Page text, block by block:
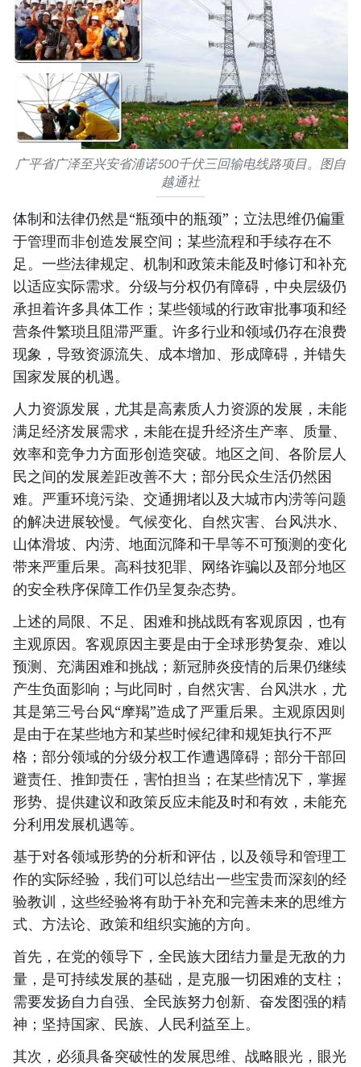
广平省广泽至兴安省浦诺500千伏三回输电线路项目。图自
越通社
体制和法律仍然是“瓶颈中的瓶颈”；立法思维仍偏重
于管理而非创造发展空间；某些流程和手续存在不
足。一些法律规定、机制和政策未能及时修订和补充
以适应实际需求。分级与分权仍有障碍，中央层级仍
承担着许多具体工作；某些领域的行政审批事项和经
营条件繁琐且阻滞严重。许多行业和领域仍存在浪费
现象，导致资源流失、成本增加、形成障碍，并错失
国家发展的机遇。
人力资源发展，尤其是高素质人力资源的发展，未能
满足经济发展需求，未能在提升经济生产率、质量、
效率和竞争力方面形创造突破。地区之间、各阶层人
民之间的发展差距改善不大；部分民众生活仍然困
难。严重环境污染、交通拥堵以及大城市内涝等问题
的解决进展较慢。气候变化、自然灾害、台风洪水、
山体滑坡、内涝、地面沉降和干旱等不可预测的变化
带来严重后果。高科技犯罪、网络诈骗以及部分地区
的安全秩序保障工作仍呈复杂态势。
上述的局限、不足、困难和挑战既有客观原因，也有
主观原因。客观原因主要是由于全球形势复杂、难以
预测、充满困难和挑战；新冠肺炎疫情的后果仍继续
产生负面影响；与此同时，自然灾害、台风洪水，尤
其是第三号台风“摩羯”造成了严重后果。主观原因则
是由于在某些地方和某些时候纪律和规矩执行不严
格；部分领域的分级分权工作遭遇障碍；部分干部回
避责任、推卸责任，害怕担当；在某些情况下，掌握
形势、提供建议和政策反应未能及时和有效，未能充
分利用发展机遇等。
基于对各领域形势的分析和评估，以及领导和管理工
作的实际经验，我们可以总结出一些宝贵而深刻的经
验教训，这些经验将有助于补充和完善未来的思维方
式、方法论、政策和组织实施的方向。
首先，在党的领导下，全民族大团结力量是无敌的力
量，是可持续发展的基础，是克服一切困难的支柱；
需要发扬自力自强、全民族努力创新、奋发图强的精
神；坚持国家、民族、人民利益至上。
其次，必须具备突破性的发展思维、战略眼光，眼光